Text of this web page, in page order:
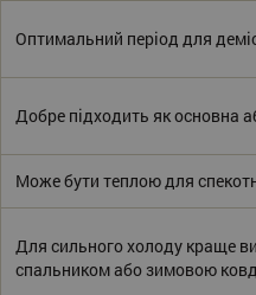
Оптимальний період для
Добре підходить як основна
Може бути теплою для
Для сильного холоду краще
спальником або зимовою